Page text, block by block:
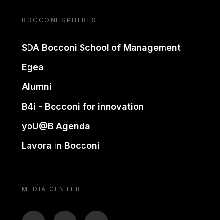
BOCCONI SPHERES
SDA Bocconi School of Management
Egea
Alumni
B4i - Bocconi for innovation
yoU@B Agenda
Lavora in Bocconi
MEDIA CENTER
BTV TL ON